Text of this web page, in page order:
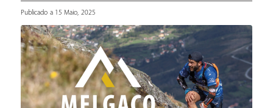
Publicado a 15 Maio, 2025